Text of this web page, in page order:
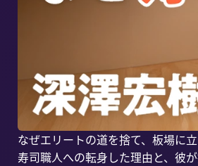
なぜエリートの道を捨て、板場に
寿司職人への転身した理由と、彼